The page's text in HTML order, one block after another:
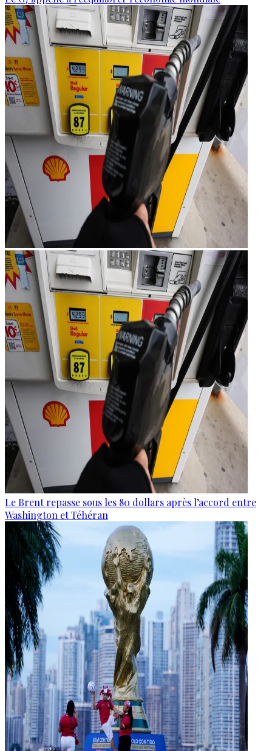
Le Brent repasse sous les 80 dollars après l’accord entre
Washington et Téhéran